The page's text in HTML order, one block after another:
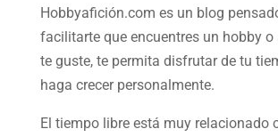
Hobbyafición.com es un blog
facilitarte que encuentres un hobby
te guste, te permita disfrutar de tu
haga crecer personalmente.
El tiempo libre está muy relacionado